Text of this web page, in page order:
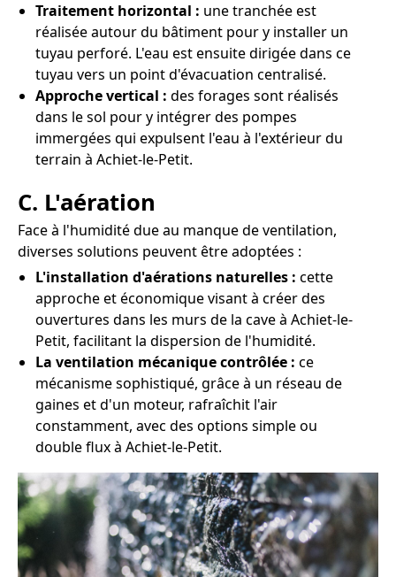
Traitement horizontal : une tranchée est
réalisée autour du bâtiment pour y installer un
tuyau perforé. L'eau est ensuite dirigée dans ce
tuyau vers un point d'évacuation centralisé.
Approche vertical : des forages sont réalisés
dans le sol pour y intégrer des pompes
immergées qui expulsent l'eau à l'extérieur du
terrain à Achiet-le-Petit.
C. L'aération
Face à l'humidité due au manque de ventilation,
diverses solutions peuvent être adoptées :
L'installation d'aérations naturelles : cette
approche et économique visant à créer des
ouvertures dans les murs de la cave à Achiet-le-
Petit, facilitant la dispersion de l'humidité.
La ventilation mécanique contrôlée : ce
mécanisme sophistiqué, grâce à un réseau de
gaines et d'un moteur, rafraîchit l'air
constamment, avec des options simple ou
double flux à Achiet-le-Petit.